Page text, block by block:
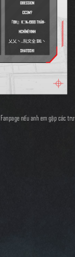
nếu anh em gặp các